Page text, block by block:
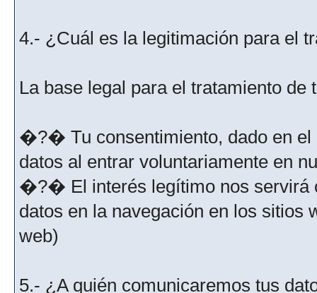
4.- ¿Cuál es la legitimación para el
La base legal para el tratamiento
�?� Tu consentimiento, dado en el
datos al entrar voluntariamente en
�?� El interés legítimo nos servirá
datos en la navegación en los sitios
web)
5.- ¿A quién comunicaremos tus